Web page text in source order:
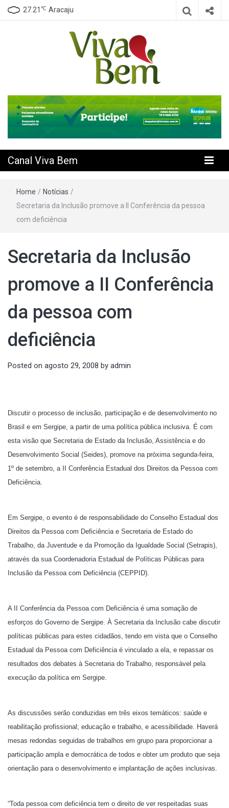
27.21 ℃ Aracaju
Canal Viva
Bem
Canal Viva Bem
Home / Notícias /
Secretaria da Inclusão promove a II Conferência da pessoa
com deficiência
Secretaria da Inclusão
promove a II Conferência
da pessoa com
deficiência
Posted on agosto 29, 2008 by admin
Discutir o processo de inclusão, participação e de desenvolvimento no
Brasil e em Sergipe, a partir de uma política pública inclusiva. É com
esta visão que Secretaria de Estado da Inclusão, Assistência e do
Desenvolvimento Social (Seides), promove na próxima segunda-feira,
1º de setembro, a II Conferência Estadual dos Direitos da Pessoa com
Deficiência.
Em Sergipe, o evento é de responsabilidade do Conselho Estadual dos
Direitos da Pessoa com Deficiência e Secretaria de Estado do
Trabalho, da Juventude e da Promoção da Igualdade Social (Setrapis),
através da sua Coordenadoria Estadual de Políticas Públicas para
Inclusão da Pessoa com Deficiência (CEPPID).
A II Conferência da Pessoa com Deficiência é uma somação de
esforços do Governo de Sergipe. À Secretaria da Inclusão cabe discutir
políticas públicas para estes cidadãos, tendo em vista que o Conselho
Estadual da Pessoa com Deficiência é vinculado a ela, e repassar os
resultados dos debates à Secretaria do Trabalho, responsável pela
execução da política em Sergipe.
As discussões serão conduzidas em três eixos temáticos: saúde e
reabilitação profissional; educação e trabalho, e acessibilidade. Haverá
mesas redondas seguidas de trabalhos em grupo para proporcionar a
participação ampla e democrática de todos e obter um produto que seja
orientação para o desenvolvimento e implantação de ações inclusivas.
“Toda pessoa com deficiência tem o direito de ver respeitadas suas